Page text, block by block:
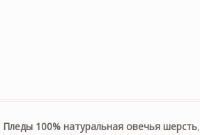
Пледы 100% натуральная овечья шерсть,